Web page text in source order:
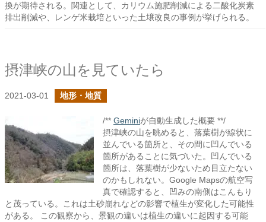
換が期待される。関連として、カリウム施肥削減による二酸化炭素
排出削減や、レンゲ米栽培といった土壌改良の事例が挙げられる。
摂津峡の山を見ていたら
2021-03-01 地形・地質
/** Geminiが自動生成した概要 **/
摂津峡の山を眺めると、落葉樹が線状に
並んでいる箇所と、その間に凹んでいる
箇所があることに気づいた。凹んでいる
箇所は、落葉樹が少ないため目立たない
のかもしれない。Google Mapsの航空写
真で確認すると、凹みの南側はこんもり
と茂っている。これは土砂崩れなどの影響で植生が変化した可能性
がある。 この観察から、景観の違いは植生の違いに起因する可能